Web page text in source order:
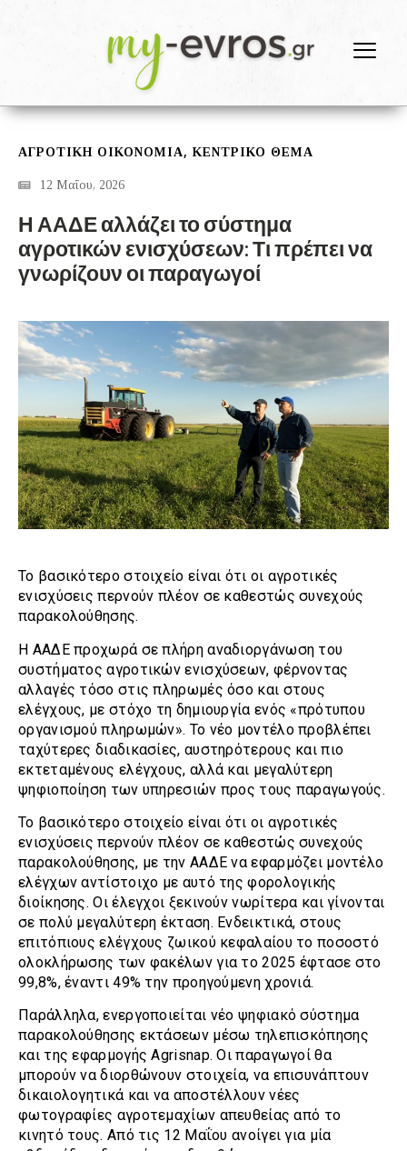
ΑΓΡΟΤΙΚΗ ΟΙΚΟΝΟΜΙΑ,ΚΕΝΤΡΙΚΟ ΘΕΜΑ
12 Μαΐου, 2026
Η ΑΑΔΕ αλλάζει το σύστημα
αγροτικών ενισχύσεων: Τι πρέπει να
γνωρίζουν οι παραγωγοί
Το βασικότερο στοιχείο είναι ότι οι αγροτικές
ενισχύσεις περνούν πλέον σε καθεστώς συνεχούς
παρακολούθησης.
Η ΑΑΔΕ προχωρά σε πλήρη αναδιοργάνωση του
συστήματος αγροτικών ενισχύσεων, φέρνοντας
αλλαγές τόσο στις πληρωμές όσο και στους
ελέγχους, με στόχο τη δημιουργία ενός «πρότυπου
οργανισμού πληρωμών». Το νέο μοντέλο προβλέπει
ταχύτερες διαδικασίες, αυστηρότερους και πιο
εκτεταμένους ελέγχους, αλλά και μεγαλύτερη
ψηφιοποίηση των υπηρεσιών προς τους παραγωγούς.
Το βασικότερο στοιχείο είναι ότι οι αγροτικές
ενισχύσεις περνούν πλέον σε καθεστώς συνεχούς
παρακολούθησης, με την ΑΑΔΕ να εφαρμόζει μοντέλο
ελέγχων αντίστοιχο με αυτό της φορολογικής
διοίκησης. Οι έλεγχοι ξεκινούν νωρίτερα και γίνονται
σε πολύ μεγαλύτερη έκταση. Ενδεικτικά, στους
επιτόπιους ελέγχους ζωικού κεφαλαίου το ποσοστό
ολοκλήρωσης των φακέλων για το 2025 έφτασε στο
99,8%, έναντι 49% την προηγούμενη χρονιά.
Παράλληλα, ενεργοποιείται νέο ψηφιακό σύστημα
παρακολούθησης εκτάσεων μέσω τηλεπισκόπησης
και της εφαρμογής Agrisnap. Οι παραγωγοί θα
μπορούν να διορθώνουν στοιχεία, να επισυνάπτουν
δικαιολογητικά και να αποστέλλουν νέες
φωτογραφίες αγροτεμαχίων απευθείας από το
κινητό τους. Από τις 12 Μαΐου ανοίγει για μία